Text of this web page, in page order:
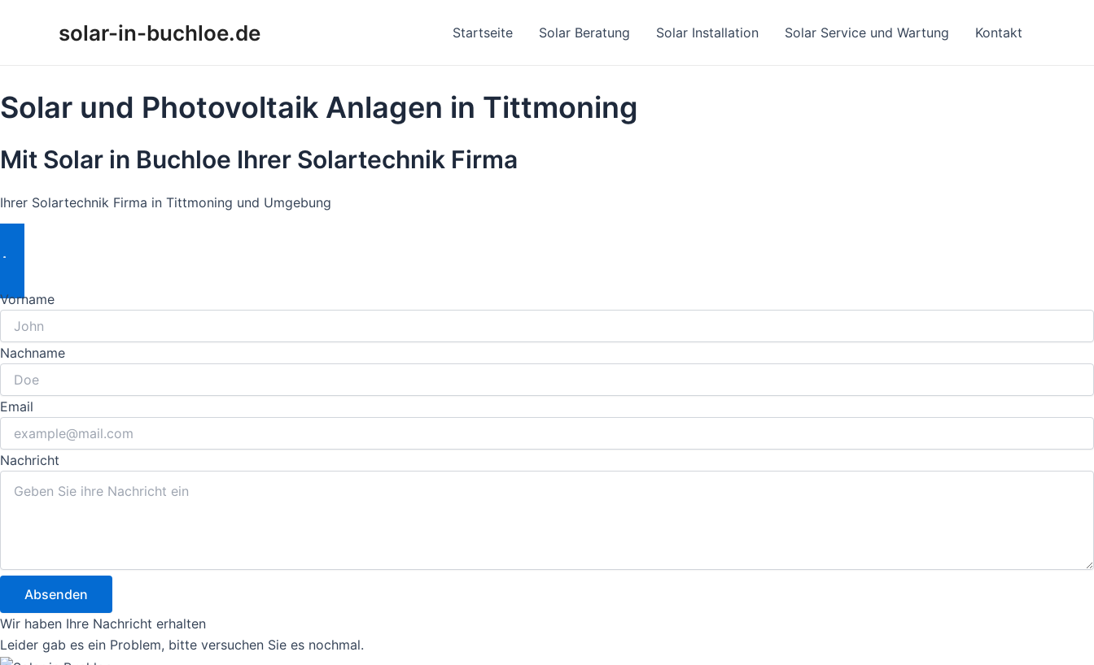
solar-in-buchloe.de Startseite Solar Beratung Solar Installation Solar Service und Wartung Kontakt
Solar und Photovoltaik Anlagen in Tittmoning
Mit Solar in Buchloe Ihrer Solartechnik Firma
Ihrer Solartechnik Firma in Tittmoning und Umgebung
Angebot Anfordern
Vorname
Nachname
Email
Nachricht
Absenden
Wir haben Ihre Nachricht erhalten
Leider gab es ein Problem, bitte versuchen Sie es nochmal.